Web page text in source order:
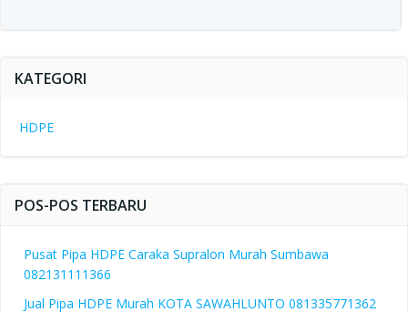
KATEGORI
HDPE
POS-POS TERBARU
Pusat Pipa HDPE Caraka Supralon Murah Sumbawa
082131111366
Jual Pipa HDPE Murah KOTA SAWAHLUNTO 081335771362